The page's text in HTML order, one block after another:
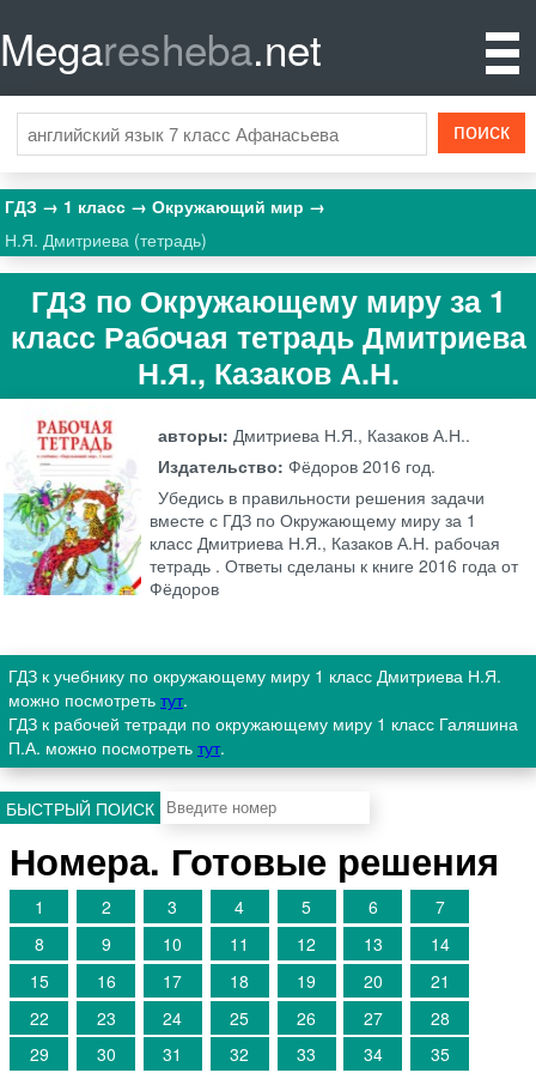
Megaresheba.net
ГДЗ 1 класс
Окружающий мир
Н.Я. Дмитриева (тетрадь)
ГДЗ по Окружающему миру за 1
класс Рабочая тетрадь Дмитриева
Н.Я., Казаков А.Н.
авторы:Дмитриева Н.Я., Казаков А.Н..
Издательство:Фёдоров 2016 год.
Убедись в правильности решения задачи
вместе с ГДЗ по Окружающему миру за 1
класс Дмитриева Н.Я., Казаков А.Н. рабочая
тетрадь . Ответы сделаны к книге 2016 года от
Фёдоров
ГДЗ к учебнику по окружающему миру 1 класс Дмитриева Н.Я.
можно посмотреть тут.
ГДЗ к рабочей тетради по окружающему миру 1 класс Галяшина
П.А. можно посмотреть тут.
БЫСТРЫЙ ПОИСК
Номера. Готовые решения
1 2 3 4 5 6
7
8
9 10 11 12 13
14
15
16 17 18 19 20
21
22
23 24 25 26 27
28
29
30 31 32 33 34 35